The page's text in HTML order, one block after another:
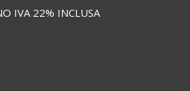
IVA 22% INCLUSA